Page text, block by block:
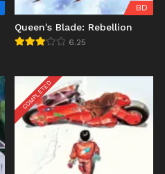
BD
Queen's Blade: Rebellion
6.25
COMPLETED